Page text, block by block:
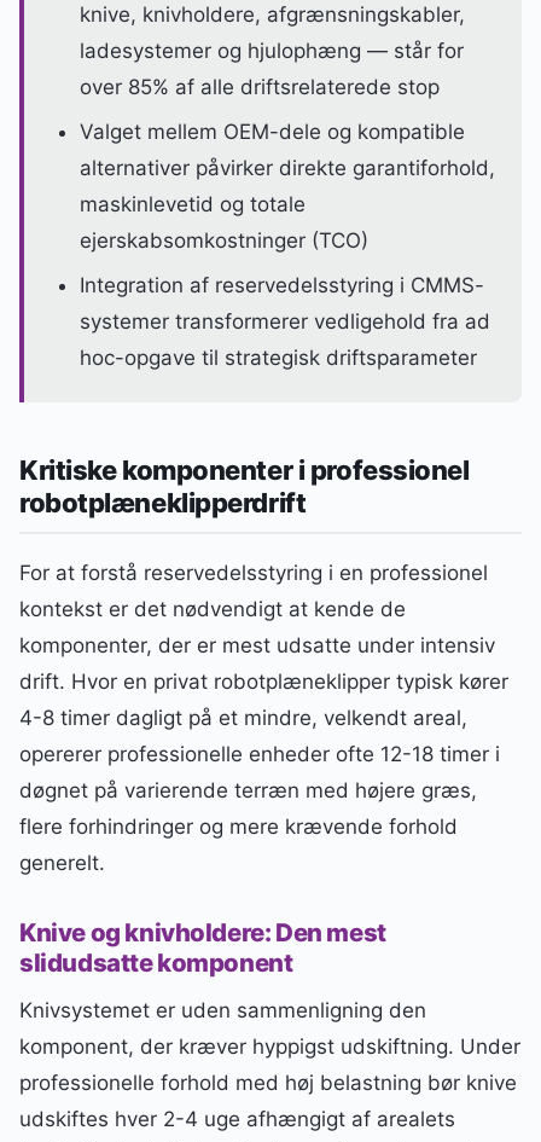
knive, knivholdere, afgrænsningskabler,
ladesystemer og hjulophæng — står for
over 85% af alle driftsrelaterede stop
Valget mellem OEM-dele og kompatible
alternativer påvirker direkte garantiforhold,
maskinlevetid og totale
ejerskabsomkostninger (TCO)
Integration af reservedelsstyring i CMMS-
systemer transformerer vedligehold fra ad
hoc-opgave til strategisk driftsparameter
Kritiske komponenter i professionel
robotplæneklipperdrift
For at forstå reservedelsstyring i en professionel
kontekst er det nødvendigt at kende de
komponenter, der er mest udsatte under intensiv
drift. Hvor en privat robotplæneklipper typisk kører
4-8 timer dagligt på et mindre, velkendt areal,
opererer professionelle enheder ofte 12-18 timer i
døgnet på varierende terræn med højere græs,
flere forhindringer og mere krævende forhold
generelt.
Knive og knivholdere: Den mest
slidudsatte komponent
Knivsystemet er uden sammenligning den
komponent, der kræver hyppigst udskiftning. Under
professionelle forhold med høj belastning bør knive
udskiftes hver 2-4 uge afhængigt af arealets